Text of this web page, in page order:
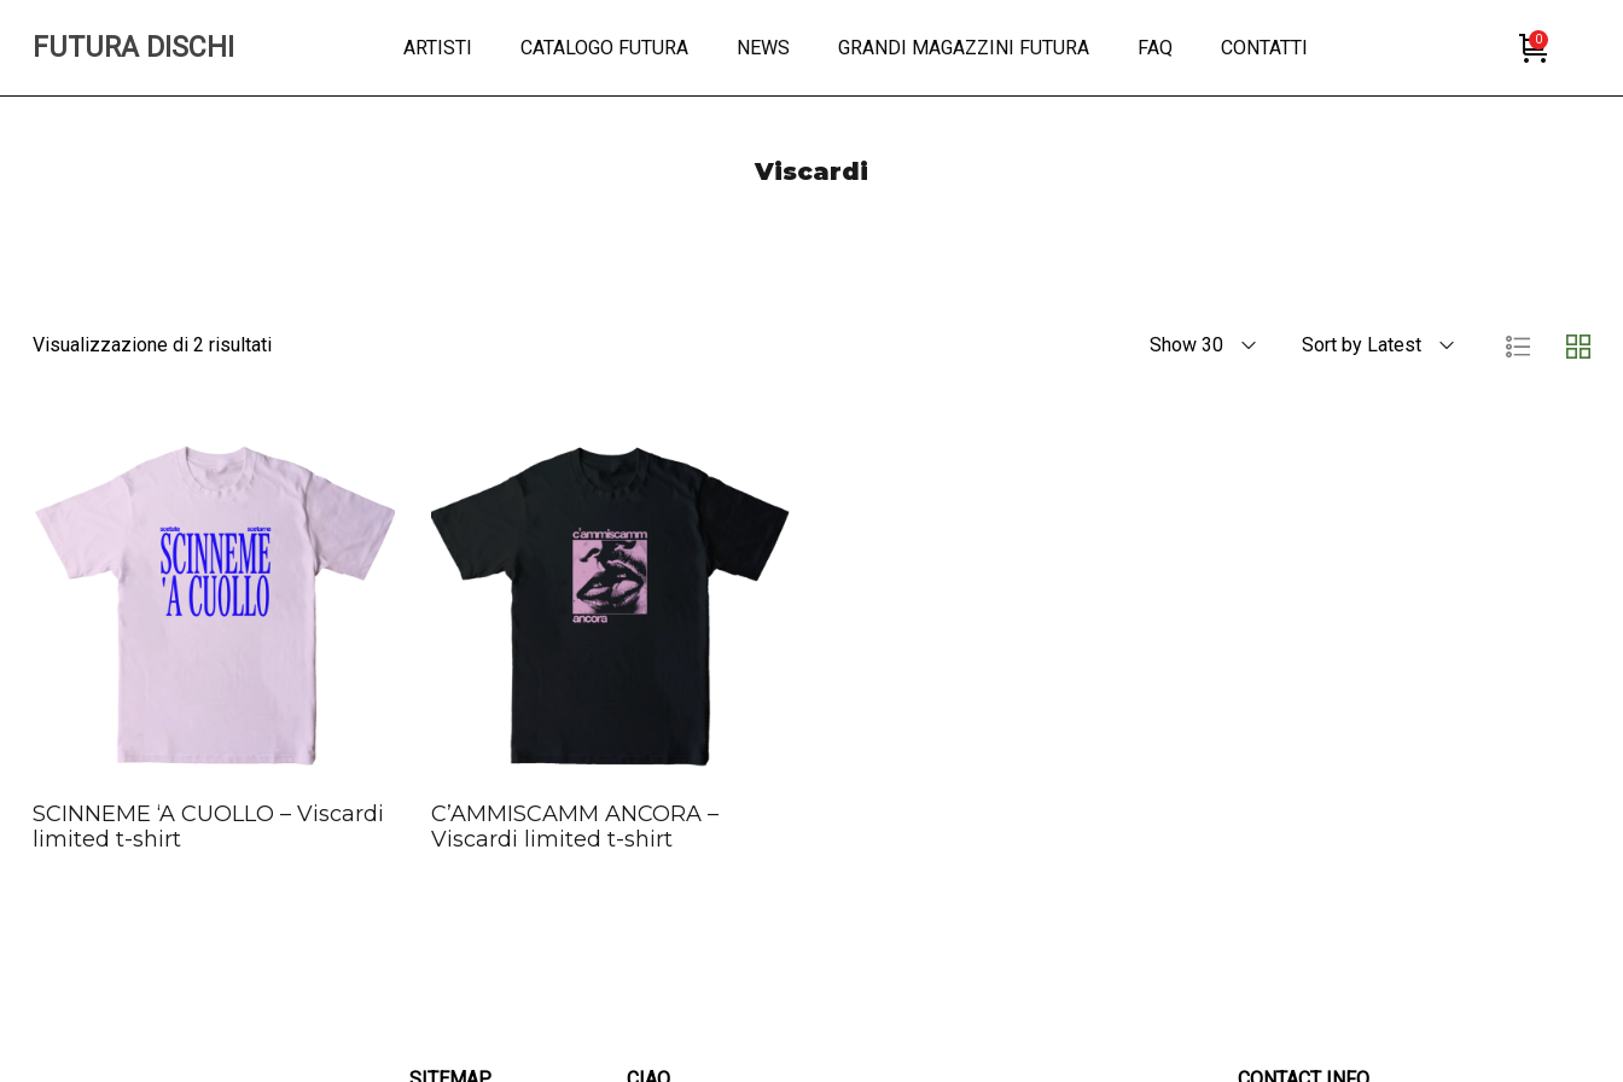
FUTURA DISCHI ARTISTI CATALOGO FUTURA NEWS GRANDI MAGAZZINI FUTURA FAQ CONTATTI 0
Viscardi
Visualizzazione di 2 risultati Show 30 Sort by Latest
SCINNEME ‘A CUOLLO – Viscardi
limited t-shirt
C’AMMISCAMM ANCORA –
Viscardi limited t-shirt